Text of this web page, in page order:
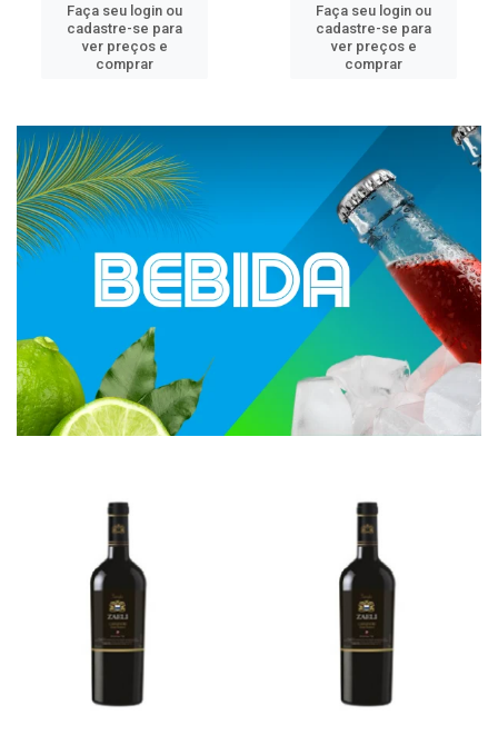
Faça seu login ou
cadastre-se para
ver preços e
comprar
Faça seu login ou
cadastre-se para
ver preços e
comprar